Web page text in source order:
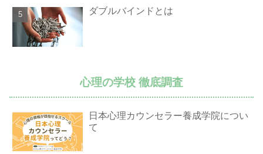
ダブルバインドとは
心理の学校 徹底調査
日本心理カウンセラー養成学院につい
て